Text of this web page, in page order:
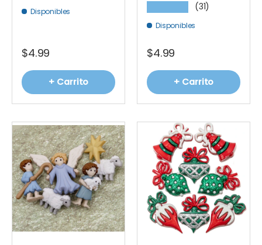
Disponibles
$4.99
+ Carrito
(31)
Disponibles
$4.99
+ Carrito